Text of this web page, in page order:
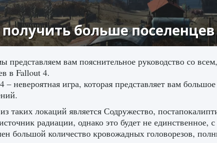
получить больше
представляем вам пояснительное руководство со
в Fallout 4.
– невероятная игра, которая представляет вам
таких локаций является Содружество,
радиации, однако это будет не единственное,
большой количество кровожадных головорезов,